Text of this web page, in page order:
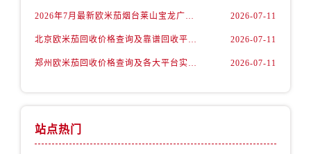
安徽省安庆市迎江区人民路欧米茄售后服务中心（需提前预约）
2026年7月最新欧米茄烟台莱山宝龙广场维修保养服务电话 2026-07-11
北京欧米茄回收价格查询及靠谱回收平台实测排行（2026年7月最新数据） 2026-07-11
郑州欧米茄回收价格查询及各大平台实测排行(2026年7月最新数据) 2026-07-11
站点热门